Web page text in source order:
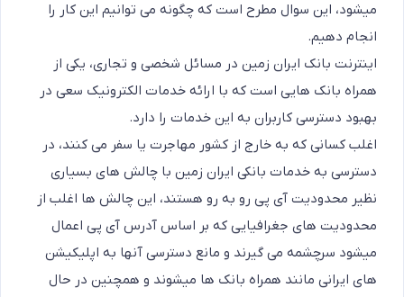
میشود، این سوال مطرح است که چگونه می توانیم این کار را
انجام دهیم.
اینترنت بانک ایران زمین در مسائل شخصی و تجاری، یکی از
همراه بانک هایی است که با ارائه خدمات الکترونیک سعی در
بهبود دسترسی کاربران به این خدمات را دارد.
اغلب کسانی که به خارج از کشور مهاجرت یا سفر می کنند، در
دسترسی به خدمات بانکی ایران زمین با چالش های بسیاری
نظیر محدودیت آی پی رو به رو هستند، این چالش ها اغلب از
محدودیت های جغرافیایی که بر اساس آدرس آی پی اعمال
میشود سرچشمه می گیرند و مانع دسترسی آنها به اپلیکیشن
های ایرانی مانند همراه بانک ها میشوند و همچنین در حال